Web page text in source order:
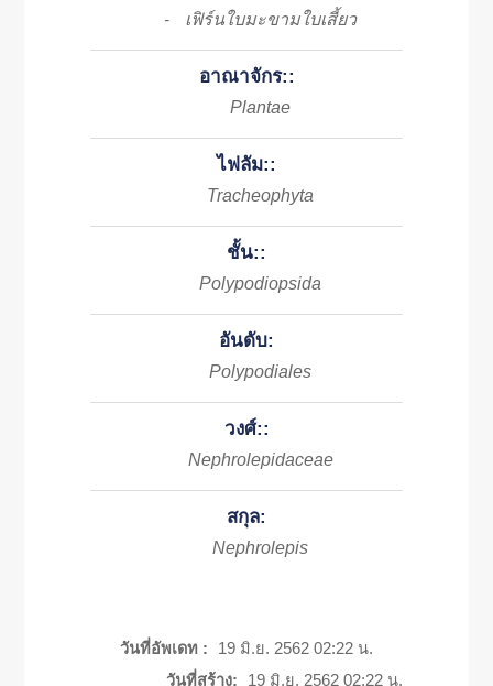
- เฟิร์นใบมะขามใบเสี้ยว
อาณาจักร::
Plantae
ไฟลัม::
Tracheophyta
ชั้น::
Polypodiopsida
อันดับ:
Polypodiales
วงศ์::
Nephrolepidaceae
สกุล:
Nephrolepis
วันที่อัพเดท :
19 มิ.ย. 2562 02:22 น.
วันที่สร้าง:
19 มิ.ย. 2562 02:22 น.